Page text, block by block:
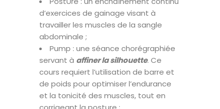
d’exercices de gainage visant à
travailler les muscles de la sangle
abdominale ;
Pump : une séance chorégraphiée
servant à affiner la silhouette. Ce
cours requiert l’utilisation de barre et
de poids pour optimiser l’endurance
et la tonicité des muscles, tout en